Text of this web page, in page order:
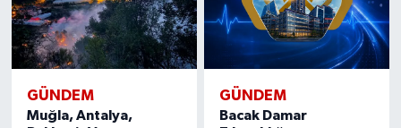
GÜNDEM
Muğla, Antalya,
GÜNDEM
Bacak Damar